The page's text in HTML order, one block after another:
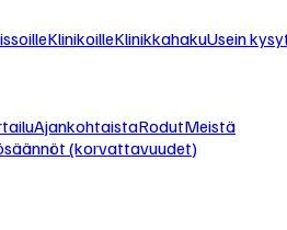
KlinikoilleKlinikkahakuUsein
AjankohtaistaRodutMeistä
(korvattavuudet)